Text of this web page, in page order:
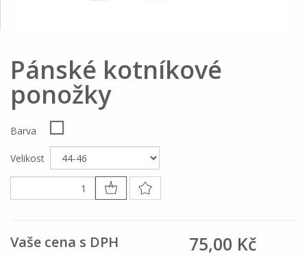
Pánské kotníkové
ponožky
Barva
Velikost
Vaše cena s DPH 75,00 Kč